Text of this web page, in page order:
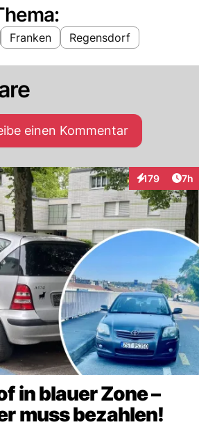
Franken Regensdorf
einen Kommentar
179
Interaktionen
7h
in blauer Zone –
muss bezahlen!